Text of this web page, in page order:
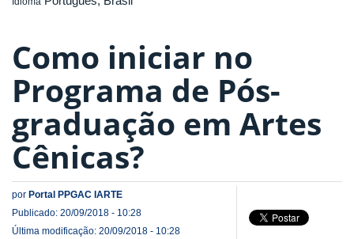
Como iniciar no
Programa de Pós-
graduação em Artes
Cênicas?
por Portal PPGAC IARTE
Publicado: 20/09/2018 - 10:28
Última modificação: 20/09/2018 - 10:28